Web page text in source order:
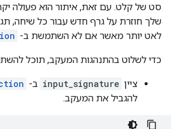
סט של קלט. עם זאת, איתור הוא פעולה
שלך חוזרת על גרף חדש עבור כל שיחה,
לאט יותר מאשר אם לא השתמשת ב-
כדי לשלוט בהתנהגות המעקב, תוכל
ציין input_signature ב-
להגביל את המעקב.